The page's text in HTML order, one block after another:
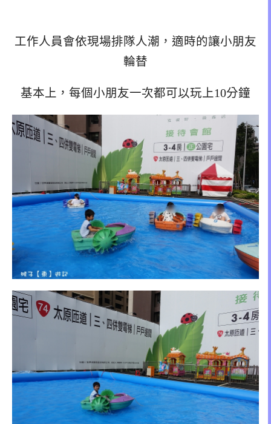
工作人員會依現場排隊人潮，適時的讓小朋友
輪替
基本上，每個小朋友一次都可以玩上10分鐘